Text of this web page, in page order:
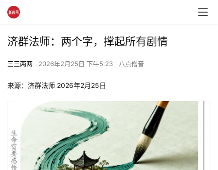
济群法师：两个字，撑起所有剧情
三三两两 2026年2月25日 下午5:23 八点僧音
来源：济群法师 2026年2月25日